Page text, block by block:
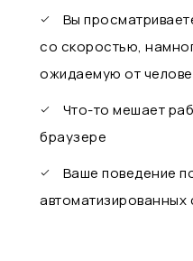
Вы
со скоростью,
ожидаемую от
Что-то мешает
браузере
Ваше поведение
автоматизированных